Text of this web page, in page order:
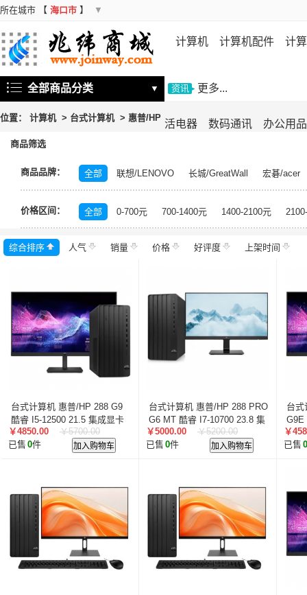
所在城市 【 海口市 】 ▼
计算机 计算机配件 计
机 存储设备
活电器 数码通讯 办公用品
全部商品分类 ▼ 资讯 更多...
位置： 计算机> 台式计算机> 惠普/HP
商品筛选
商品品牌： 全部 联想/LENOVO 长城/GreatWall
宏碁/acer
海尔/Haier
索尼/SONY 锐捷/Ruijie 七彩虹
基士得耶/Gestetner
E人E本 MAXHUB
日立/
海康威视/HIKVISION
深信服/SANGFOR
E人E本/
宝德/Powerleader
超聚变 Apple 荣耀
荣耀/
吉大正元
华启智慧 中科 智微智能
价格区间： 全部 0-700元 700-1400元 1400-2100元
综合排序 人气 销量 价格 好评度 上架时间
台式计算机 惠普/HP 288 G9
酷睿 I5-12500 21.5 集成显卡
共享内存 256GB 1TB 神州网
信Windows 10 8GB
￥4850.00
￥5700.00
已售 0件 加入购物车
台式计算机 惠普/HP 288 PRO
G6 MT 酷睿 I7-10700 23.8 集
成显卡 共享内存 256GB 1TB
中标麒麟V7.0 8GB
￥5000.00
￥5200.00
已售 0件 加入购物车
台式
G9E
显卡
信
￥
已售 0